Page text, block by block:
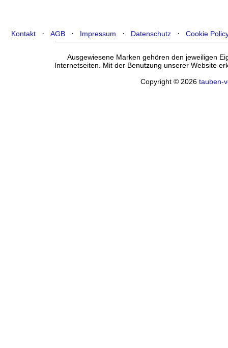
Kontakt ·AGB · Impressum · Datenschutz ·Cookie
Ausgewiesene Marken gehören den jeweiligen
Internetseiten. Mit der Benutzung unserer Website
Copyright © 2026tauben-